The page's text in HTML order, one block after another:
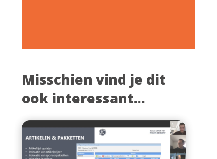
Misschien vind je dit
ook interessant...